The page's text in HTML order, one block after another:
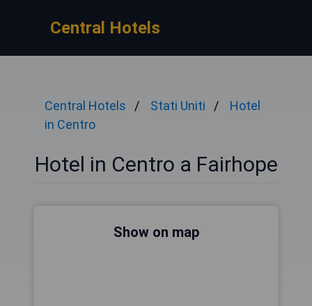
Central Hotels
Central Hotels Stati Uniti
Hotel
in Centro
Hotel in Centro a Fairhope
Show on map